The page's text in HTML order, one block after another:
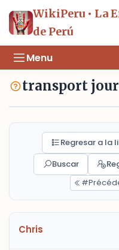
WikiPeru • La
de Perú
Menu
transport
Regresar a la
Buscar
Chris